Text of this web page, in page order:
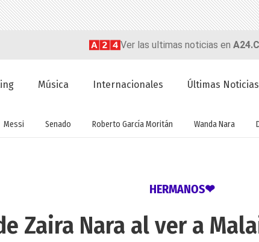
Ver las ultimas noticias en
Música Internacionales Últimas Noticias
Messi Senado Roberto García Moritán Wanda Nara
HERMANOS❤
Zaira Nara al ver a